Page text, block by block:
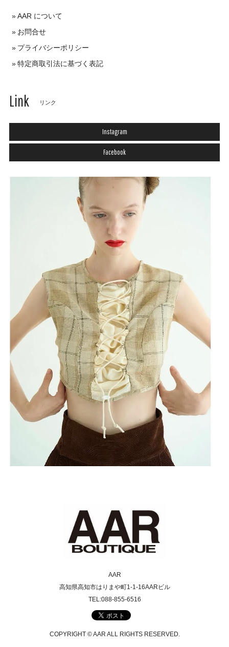
AAR について
お問合せ
プライバシーポリシー
特定商取引法に基づく表記
Link リンク
Instagram
Facebook
AAR
高知県高知市はりまや町1-1-16AARビル
TEL:088-855-6516
COPYRIGHT © AAR ALL RIGHTS RESERVED.